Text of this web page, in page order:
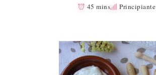
45 mins Principiante